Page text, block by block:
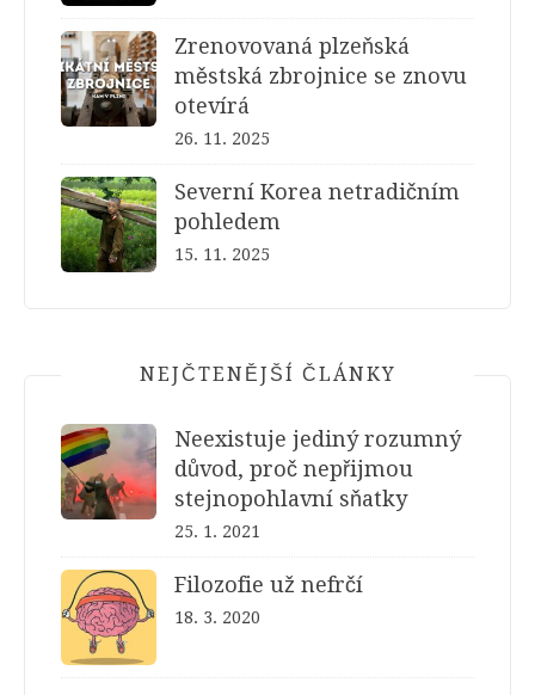
Zrenovovaná plzeňská
městská zbrojnice se znovu
otevírá
26. 11. 2025
Severní Korea netradičním
pohledem
15. 11. 2025
NEJČTENĚJŠÍ ČLÁNKY
Neexistuje jediný rozumný
důvod, proč nepřijmou
stejnopohlavní sňatky
25. 1. 2021
Filozofie už nefrčí
18. 3. 2020